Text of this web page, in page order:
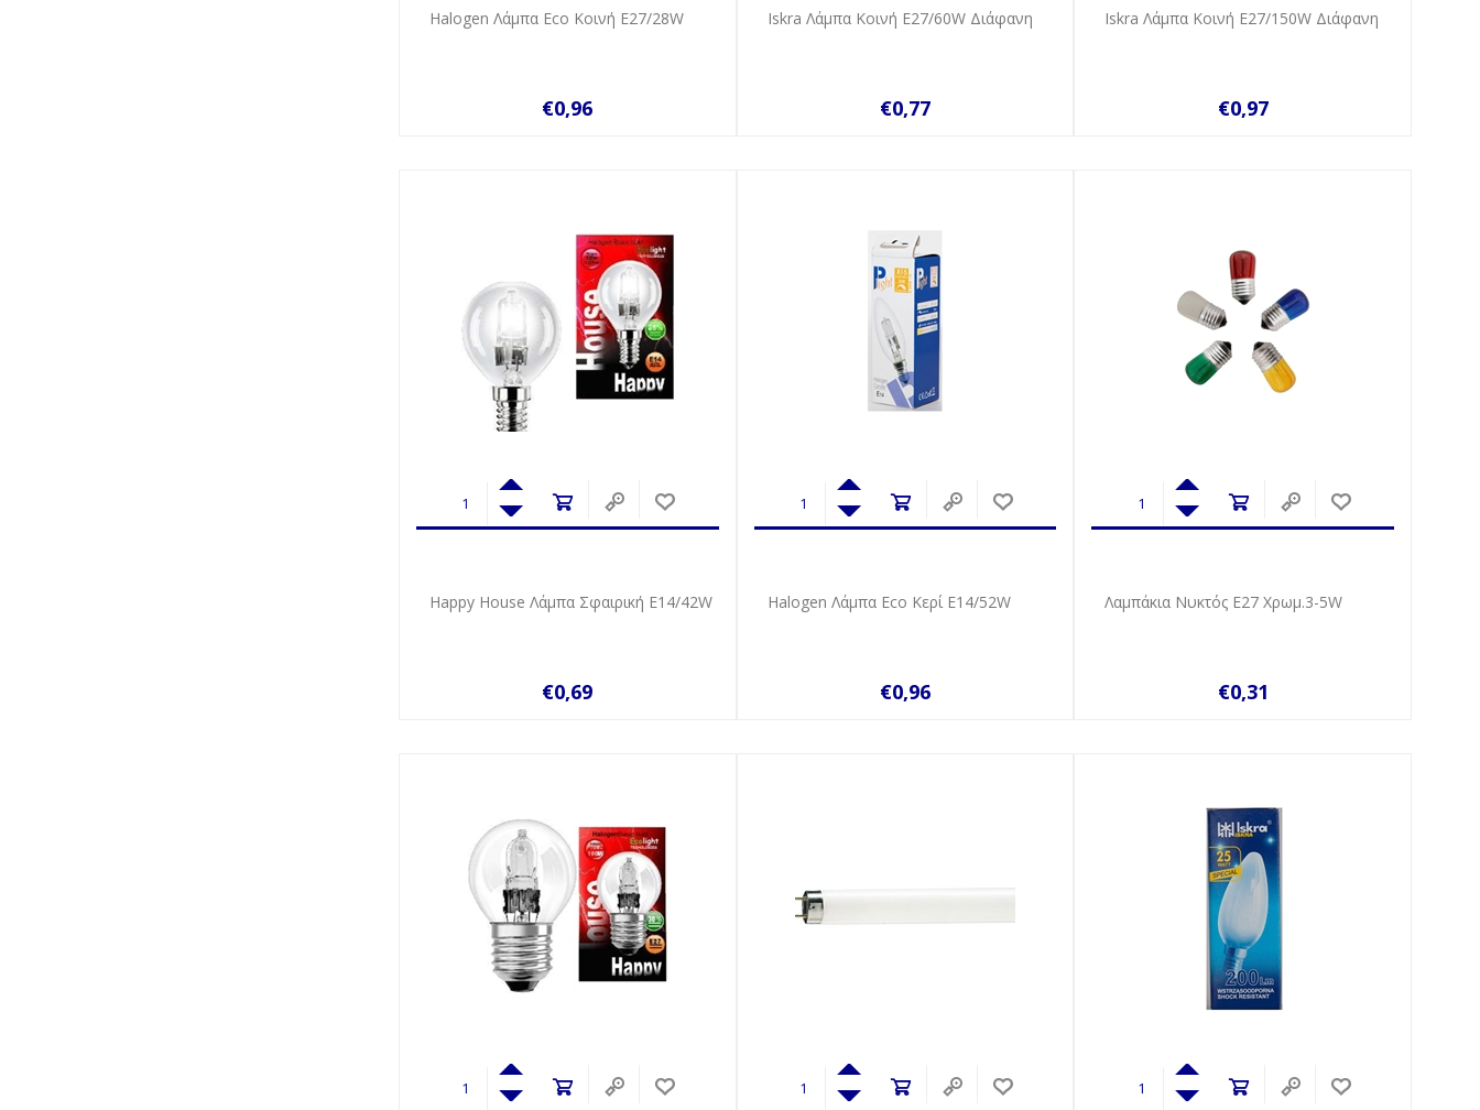
Halogen Λάμπα Eco Κοινή E27/28W
€0,96
Iskra Λάμπα Κοινή Ε27/60W Διάφανη
€0,77
Iskra Λάμπα Κοινή Ε27/150W Διάφανη
€0,97
Happy House Λάμπα Σφαιρική E14/42W
€0,69
Halogen Λάμπα Eco Kερί E14/52W
€0,96
Λαμπάκια Νυκτός Ε27 Χρωμ.3-5W
€0,31